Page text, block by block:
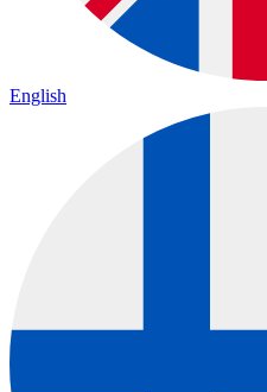
English